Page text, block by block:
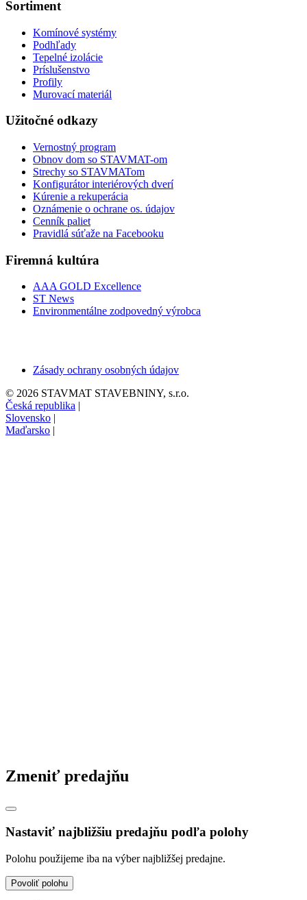
Sortiment
Komínové systémy
Podhľady
Tepelné izolácie
Príslušenstvo
Profily
Murovací materiál
Užitočné odkazy
Vernostný program
Obnov dom so STAVMAT-om
Strechy so STAVMATom
Konfigurátor interiérových dverí
Kúrenie a rekuperácia
Oznámenie o ochrane os. údajov
Cenník paliet
Pravidlá súťaže na Facebooku
Firemná kultúra
AAA GOLD Excellence
ST News
Environmentálne zodpovedný výrobca
Zásady ochrany osobných údajov
© 2026 STAVMAT STAVEBNINY, s.r.o.
Česká republika |
Slovensko |
Maďarsko |
Zmeniť predajňu
Nastaviť najbližšiu predajňu podľa polohy
Polohu použijeme iba na výber najbližšej predajne.
Povoliť polohu